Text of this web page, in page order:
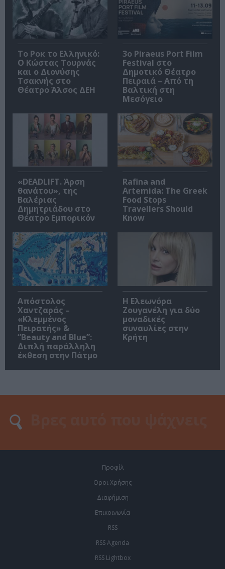
Το Ροκ το Ελληνικό:
Ο Κώστας Τουρνάς
και ο Διονύσης
Τσακνής στο
Θέατρο Άλσος ΔΕΗ
3o Piraeus Port Film
Festival στο
Δημοτικό Θέατρο
Πειραιά – Από τη
Βαλτική στη
Μεσόγειο
«DEADLIFT. Άρση
θανάτου», της
Βαλέριας
Δημητριάδου στο
Θέατρο Εμπορικόν
Rafina and
Artemida: The Greek
Food Stops
Travellers Should
Know
Απόστολος
Χαντζαράς –
«Κλεμμένος
Πειρατής» &
“Beauty and Blue”:
Διπλή παράλληλη
έκθεση στην Πάτμο
Η Ελεωνόρα
Ζουγανέλη για δύο
μοναδικές
συναυλίες στην
Κρήτη
Προφίλ
Οροι Χρήσης
Διαφήμιση
Επικοινωνία
RSS
RSS Agenda
RSS Lightbox